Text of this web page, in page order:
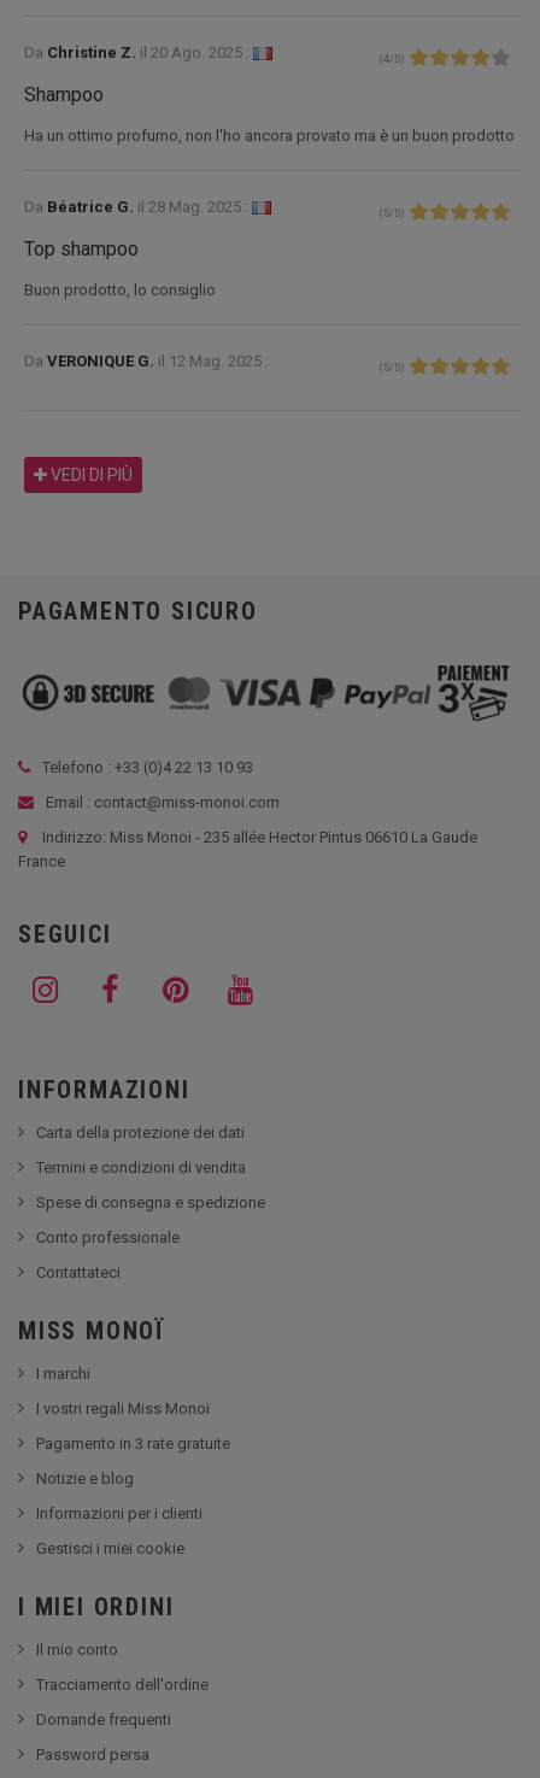
Da Christine Z. il 20 Ago. 2025 : (4/ 5)
Shampoo
Ha un ottimo profumo, non l'ho ancora provato ma è un buon prodotto
Da Béatrice G. il 28 Mag. 2025 : ( 5/ 5)
Top shampoo
Buon prodotto, lo consiglio
Da VERONIQUE G. il 12 Mag. 2025 : ( 5/ 5)
VEDI DI PIÙ
PAGAMENTO SICURO
Telefono : +33 (0)4 22 13 10 93
Email : contact@miss-monoi.com
Indirizzo: Miss Monoi - 235 allée Hector Pintus 06610 La Gaude
France
SEGUICI
INFORMAZIONI
Carta della protezione dei dati
Termini e condizioni di vendita
Spese di consegna e spedizione
Conto professionale
Contattateci
MISS MONOÏ
I marchi
I vostri regali Miss Monoï
Pagamento in 3 rate gratuite
Notizie e blog
Informazioni per i clienti
Gestisci i miei cookie
I MIEI ORDINI
Il mio conto
Tracciamento dell'ordine
Domande frequenti
Password persa